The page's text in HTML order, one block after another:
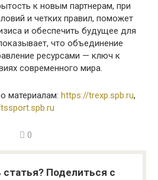
к новым партнерам, при
и четких правил, поможет
и обеспечить будущее для
что объединение
ресурсами — ключ к
современного мира.
материалам: https://trexp.spb.ru,
0
статья? Поделиться с